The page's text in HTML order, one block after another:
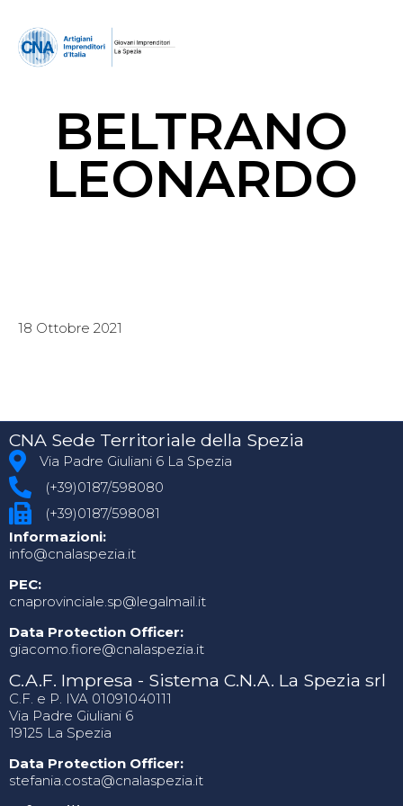
BELTRANO
LEONARDO
18 Ottobre 2021
CNA Sede Territoriale della Spezia
Via Padre Giuliani 6 La Spezia
(+39)0187/598080
(+39)0187/598081
Informazioni:
info@cnalaspezia.it
PEC:
cnaprovinciale.sp@legalmail.it
Data Protection Officer:
giacomo.fiore@cnalaspezia.it
C.A.F. Impresa - Sistema C.N.A. La Spezia srl
C.F. e P. IVA 01091040111
Via Padre Giuliani 6
19125 La Spezia
Data Protection Officer:
stefania.costa@cnalaspezia.it